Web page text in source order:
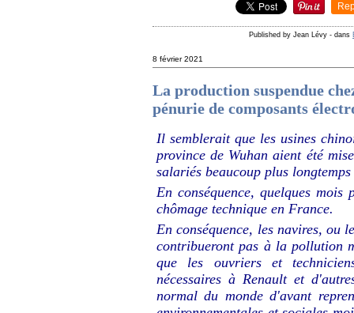
Published by Jean Lévy - dans
8 février 2021
La production suspendue
pénurie de composants
Il semblerait que les usines
province de Wuhan aient été
salariés beaucoup plus
En conséquence, quelques
chômage technique en France.
En conséquence, les navires, ou
contribueront pas à la pollution
que les ouvriers et
nécessaires à Renault et
normal du monde d'avant